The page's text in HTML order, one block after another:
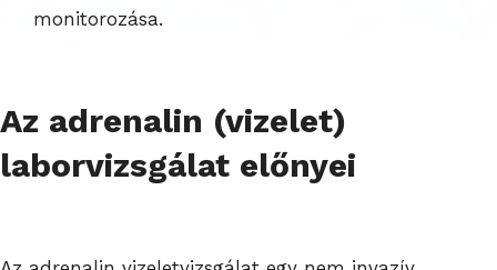
monitorozása.
Az adrenalin (vizelet)
laborvizsgálat előnyei